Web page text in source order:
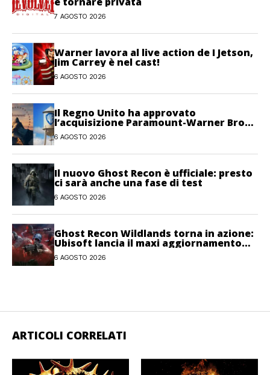
7 AGOSTO 2026
Warner lavora al live action de I Jetson,
Jim Carrey è nel cast!
6 AGOSTO 2026
Il Regno Unito ha approvato
l’acquisizione Paramount-Warner Bros
Discovery
6 AGOSTO 2026
Il nuovo Ghost Recon è ufficiale: presto
ci sarà anche una fase di test
6 AGOSTO 2026
Ghost Recon Wildlands torna in azione:
Ubisoft lancia il maxi aggiornamento
gratuito Last Rites
6 AGOSTO 2026
ARTICOLI CORRELATI